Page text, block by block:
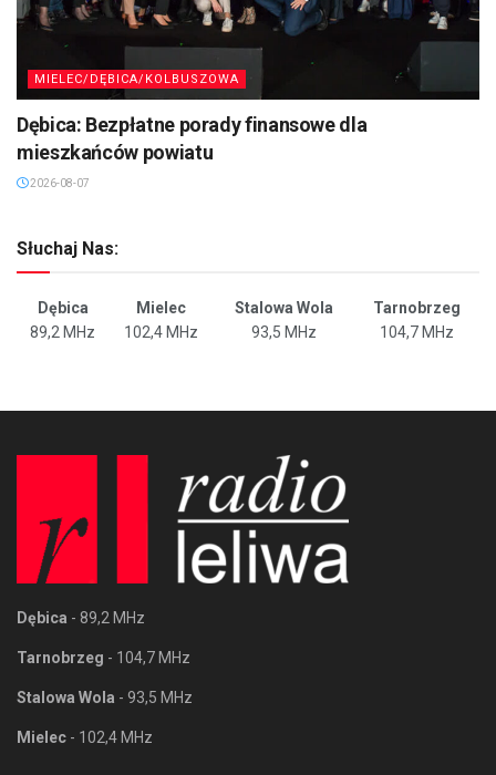
MIELEC/DĘBICA/KOLBUSZOWA
Dębica: Bezpłatne porady finansowe dla
mieszkańców powiatu
2026-08-07
Słuchaj Nas:
Dębica Mielec Stalowa Wola
Tarnobrzeg
89,2 MHz
102,4 MHz 93,5 MHz 104,7 MHz
Dębica - 89,2 MHz
Tarnobrzeg - 104,7 MHz
Stalowa Wola - 93,5 MHz
Mielec - 102,4 MHz